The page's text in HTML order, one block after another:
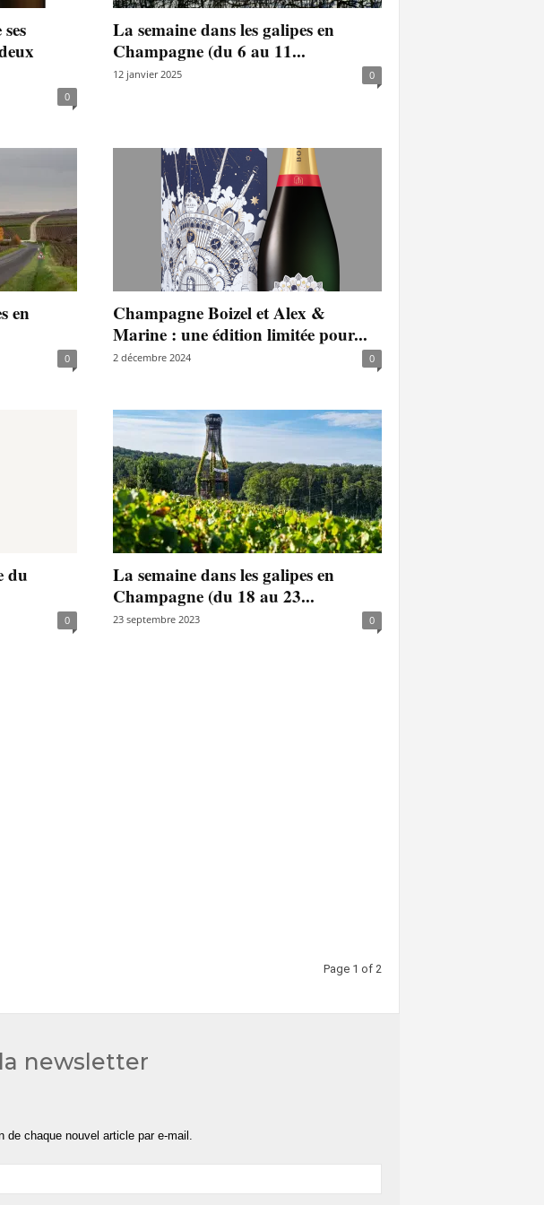
0
La semaine dans les galipes en
Champagne (du 6 au 11...
12 janvier 2025 0
en
0
Champagne Boizel et Alex &
Marine : une édition limitée pour...
2 décembre 2024 0
du
0
La semaine dans les galipes en
Champagne (du 18 au 23...
23 septembre 2023 0
Page 1 of 2
newsletter
chaque nouvel article par e-mail.